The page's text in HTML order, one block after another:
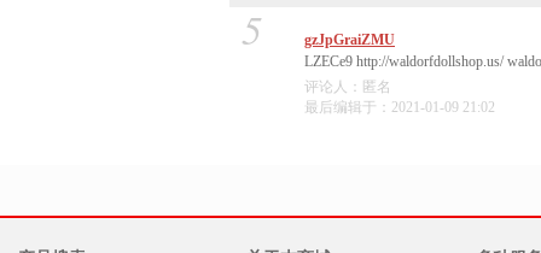
5
gzJpGraiZMU
LZECe9 http://waldorfdollshop.us/
评论人：匿名
最后编辑于：2021-01-09 21:02